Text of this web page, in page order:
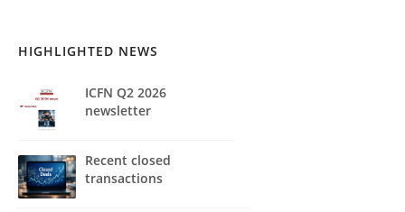
HIGHLIGHTED NEWS
ICFN Q2 2026
newsletter
Recent closed
transactions